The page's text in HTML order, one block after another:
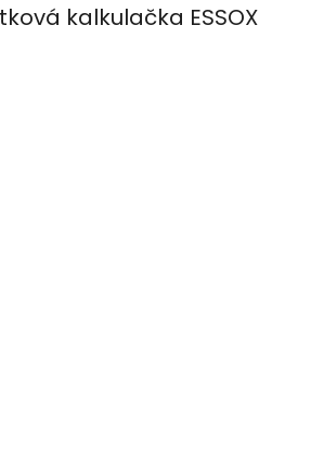
kalkulačka ESSOX